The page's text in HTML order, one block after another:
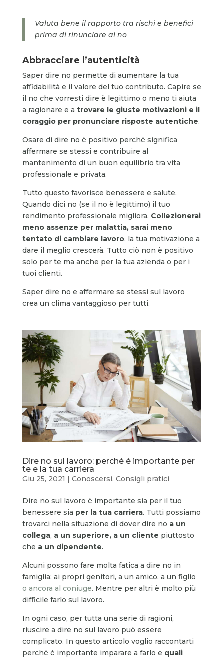
Valuta bene il rapporto tra rischi e benefici
prima di rinunciare al no
Abbracciare l’autenticità
Saper dire no permette di aumentare la tua
affidabilità e il valore del tuo contributo. Capire se
il no che vorresti dire è legittimo o meno ti aiuta
a ragionare e a trovare le giuste motivazioni e il
coraggio per pronunciare risposte autentiche.
Osare di dire no è positivo perché significa
affermare se stessi e contribuire al
mantenimento di un buon equilibrio tra vita
professionale e privata.
Tutto questo favorisce benessere e salute.
Quando dici no (se il no è legittimo) il tuo
rendimento professionale migliora. Collezionerai
meno assenze per malattia, sarai meno
tentato di cambiare lavoro, la tua motivazione a
dare il meglio crescerà. Tutto ciò non è positivo
solo per te ma anche per la tua azienda o per i
tuoi clienti.
Saper dire no e affermare se stessi sul lavoro
crea un clima vantaggioso per tutti.
Dire no sul lavoro: perché è importante per
te e la tua carriera
Giu 25, 2021 | Conoscersi, Consigli pratici
Dire no sul lavoro è importante sia per il tuo
benessere sia per la tua carriera. Tutti possiamo
trovarci nella situazione di dover dire no a un
collega, a un superiore, a un cliente piuttosto
che a un dipendente.
Alcuni possono fare molta fatica a dire no in
famiglia: ai propri genitori, a un amico, a un figlio
o ancora al coniuge. Mentre per altri è molto più
difficile farlo sul lavoro.
In ogni caso, per tutta una serie di ragioni,
riuscire a dire no sul lavoro può essere
complicato. In questo articolo voglio raccontarti
perché è importante imparare a farlo e quali